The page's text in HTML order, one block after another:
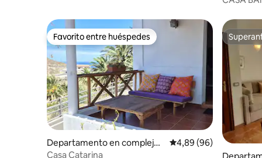
Favorito entre huéspedes
Favorito entre huéspedes
Departamento en complejo r
esidencial en Alojera
Calificación promedio:
4,89 (96)
Casa Catarina